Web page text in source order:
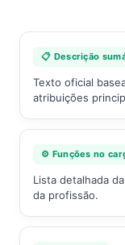
📋 Descrição
Texto oficial
atribuições
⚙️ Funções no
Lista detalhada
da profissão.